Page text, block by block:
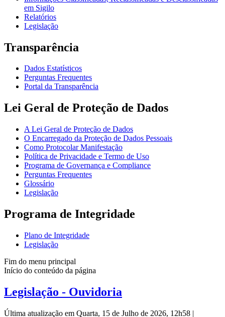
em Sigilo
Relatórios
Legislação
Transparência
Dados Estatísticos
Perguntas Frequentes
Portal da Transparência
Lei Geral de Proteção de Dados
A Lei Geral de Proteção de Dados
O Encarregado da Proteção de Dados Pessoais
Como Protocolar Manifestação
Política de Privacidade e Termo de Uso
Programa de Governança e Compliance
Perguntas Frequentes
Glossário
Legislação
Programa de Integridade
Plano de Integridade
Legislação
Fim do menu principal
Início do conteúdo da página
Legislação - Ouvidoria
Última atualização em Quarta, 15 de Julho de 2026, 12h58 |